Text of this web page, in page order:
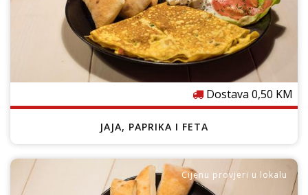
Dostava 0,50 KM
JAJA, PAPRIKA I FETA
Cijenu provjeri u lokalu